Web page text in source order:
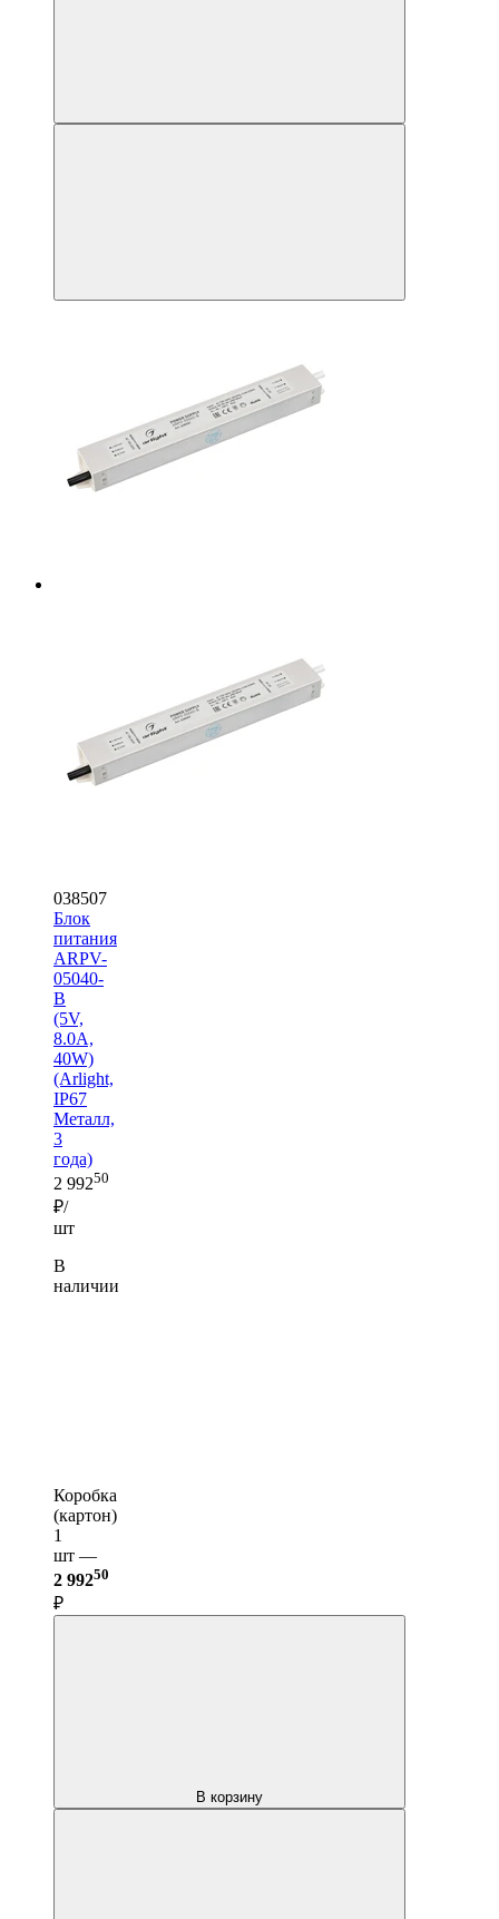
038507
Блок
питания
ARPV-
05040-
B
(5V,
8.0A,
40W)
(Arlight,
IP67
Металл,
3
года)
2 99250
₽/
шт
В
наличии
Коробка
(картон)
1
шт —
2 99250
₽
В корзину